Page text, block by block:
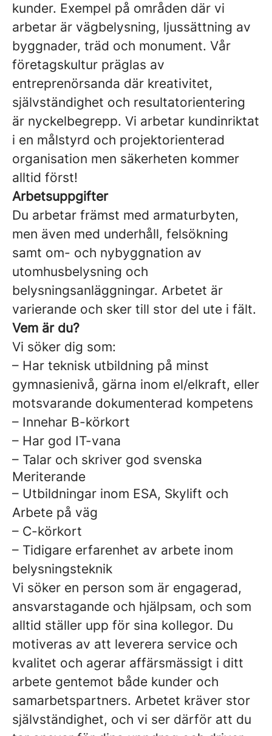
kunder. Exempel på områden där vi
arbetar är vägbelysning, ljussättning av
byggnader, träd och monument. Vår
företagskultur präglas av
entreprenörsanda där kreativitet,
självständighet och resultatorientering
är nyckelbegrepp. Vi arbetar kundinriktat
i en målstyrd och projektorienterad
organisation men säkerheten kommer
alltid först!
Arbetsuppgifter
Du arbetar främst med armaturbyten,
men även med underhåll, felsökning
samt om- och nybyggnation av
utomhusbelysning och
belysningsanläggningar. Arbetet är
varierande och sker till stor del ute i fält.
Vem är du?
Vi söker dig som:
– Har teknisk utbildning på minst
gymnasienivå, gärna inom el/elkraft, eller
motsvarande dokumenterad kompetens
– Innehar B-körkort
– Har god IT-vana
– Talar och skriver god svenska
Meriterande
– Utbildningar inom ESA, Skylift och
Arbete på väg
– C-körkort
– Tidigare erfarenhet av arbete inom
belysningsteknik
Vi söker en person som är engagerad,
ansvarstagande och hjälpsam, och som
alltid ställer upp för sina kollegor. Du
motiveras av att leverera service och
kvalitet och agerar affärsmässigt i ditt
arbete gentemot både kunder och
samarbetspartners. Arbetet kräver stor
självständighet, och vi ser därför att du